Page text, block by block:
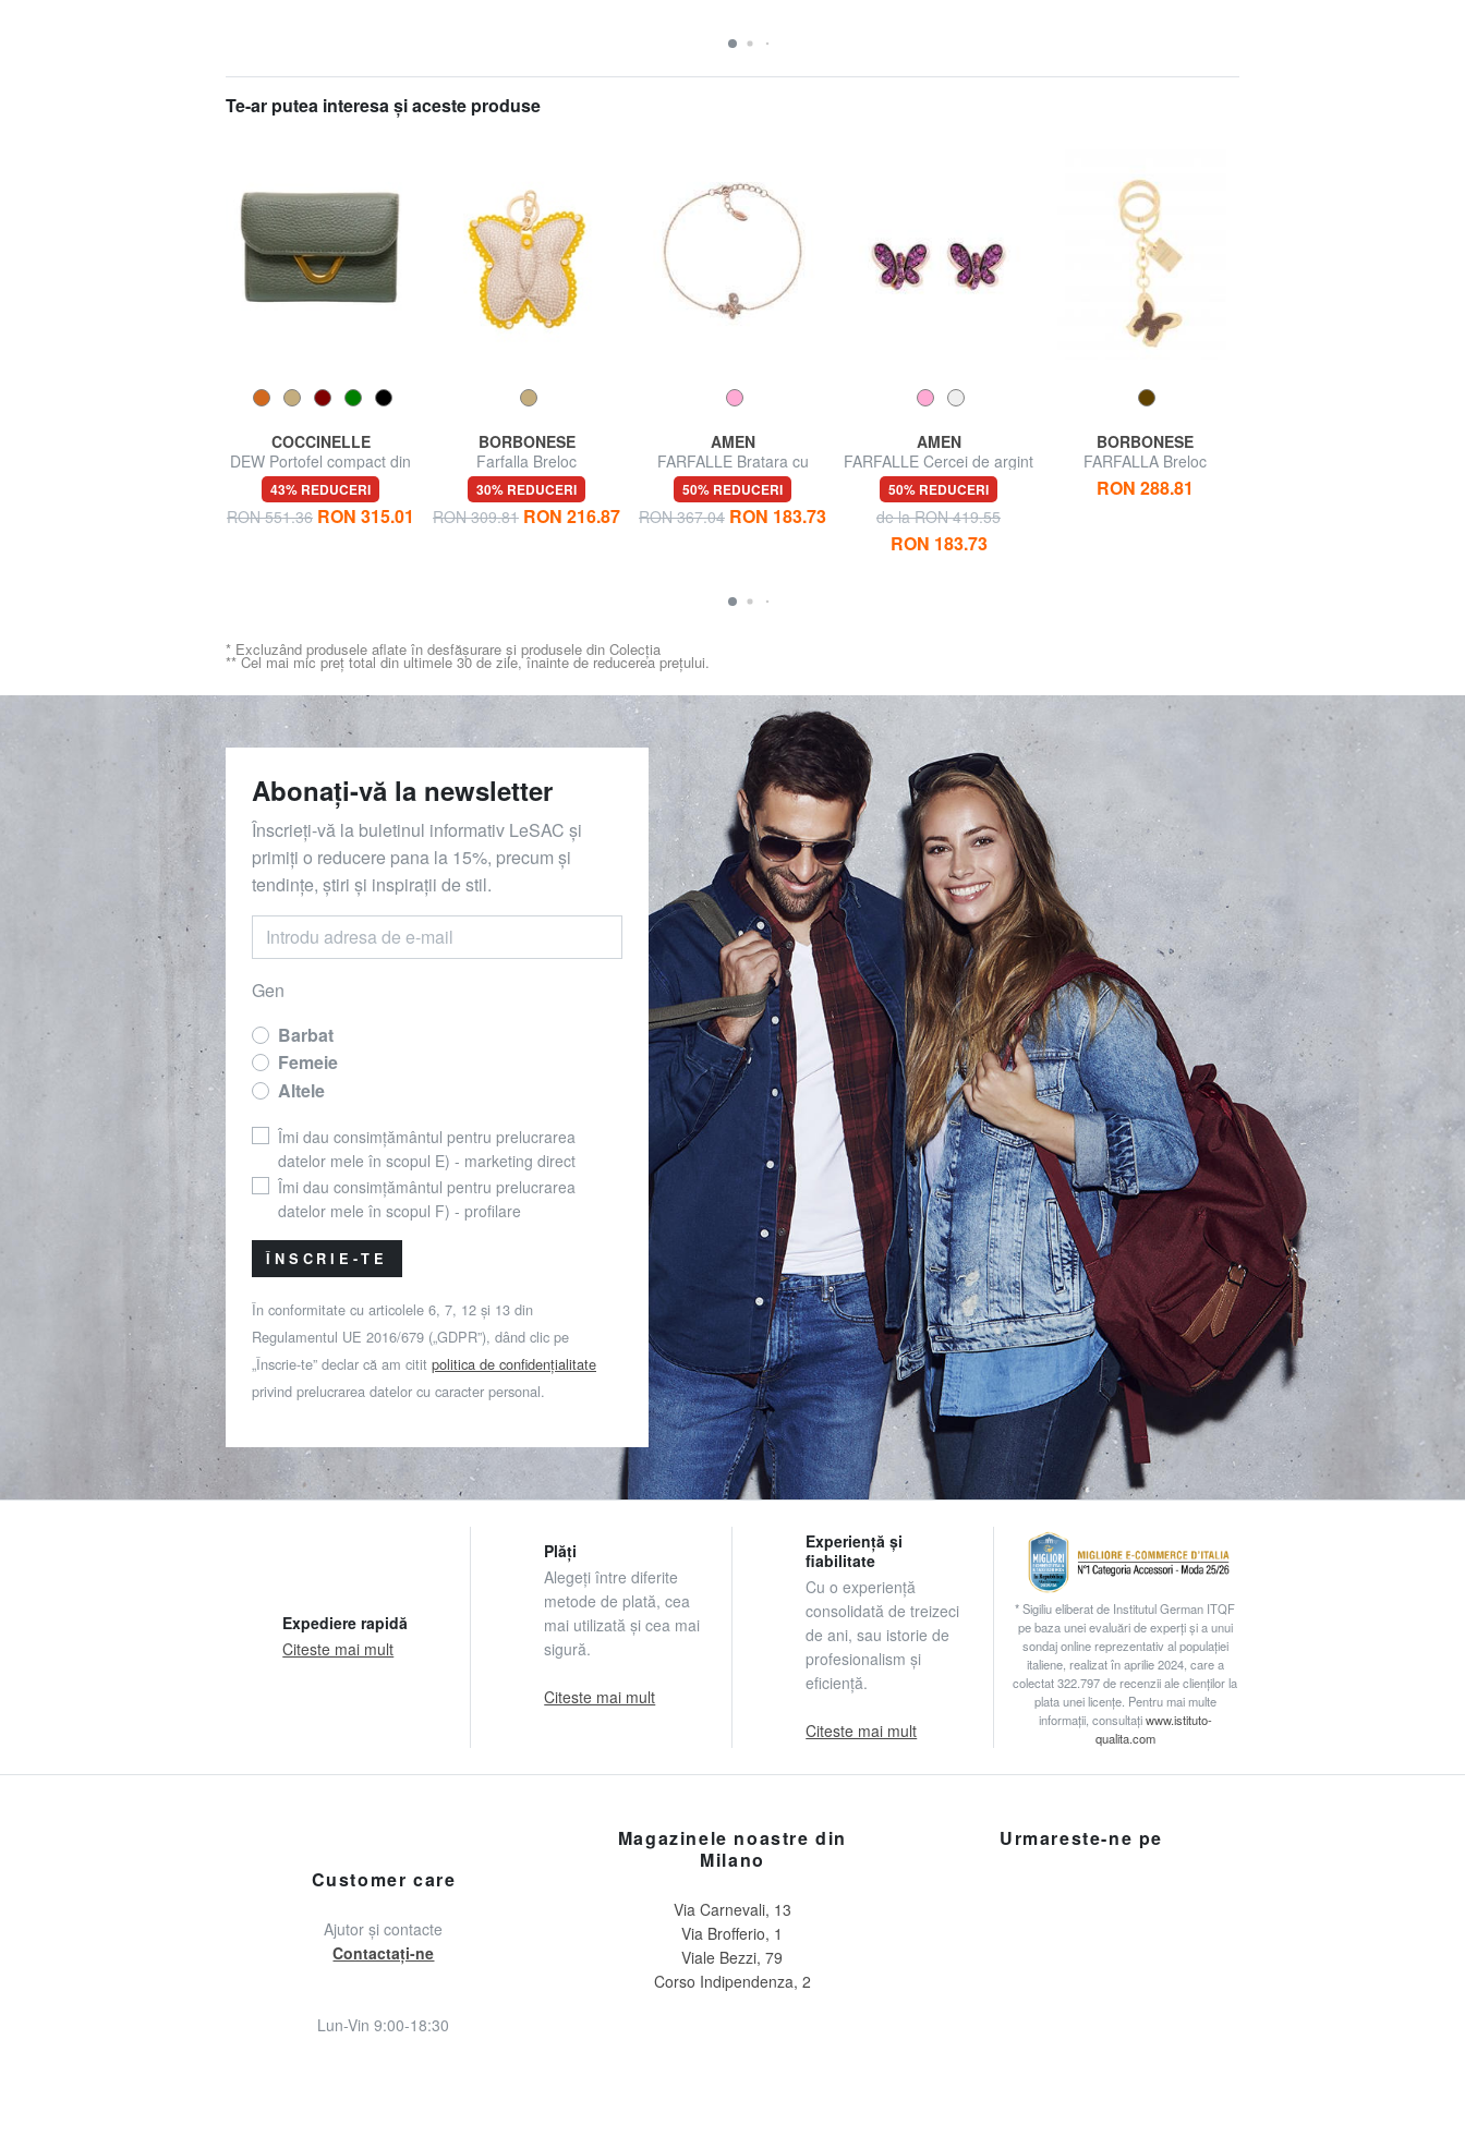
Te-ar putea interesa şi aceste produse
COCCINELLE
DEW Portofel compact din
piele
43% REDUCERI
RON 551.36 RON 315.01
BORBONESE
Farfalla Breloc
30% REDUCERI
RON 309.81 RON 216.87
AMEN
FARFALLE Bratara cu
zircon albastru si alb
50% REDUCERI
RON 367.04 RON 183.73
AMEN
FARFALLE Cercei de argint
zirconiu alb
50% REDUCERI
de la RON 419.55
RON 183.73
BORBONESE
FARFALLA Breloc
RON 288.81
* Excluzând produsele aflate în desfășurare și produsele din Colecția
** Cel mai mic preț total din ultimele 30 de zile, înainte de reducerea prețului.
Abonați-vă la newsletter
Înscrieți-vă la buletinul informativ LeSAC și
primiți o reducere pana la 15%, precum și
tendințe, știri și inspirații de stil.
Gen
Barbat
Femeie
Altele
Îmi dau consimțământul pentru prelucrarea
datelor mele în scopul E) - marketing direct
Îmi dau consimțământul pentru prelucrarea
datelor mele în scopul F) - profilare
ÎNSCRIE-TE
În conformitate cu articolele 6, 7, 12 și 13 din
Regulamentul UE 2016/679 („GDPR”), dând clic pe
„Înscrie-te” declar că am citit politica de confidențialitate
privind prelucrarea datelor cu caracter personal.
Expediere rapidă
Citeste mai mult
Plăți
Alegeți între diferite
metode de plată, cea
mai utilizată și cea mai
sigură.
Citeste mai mult
Experiență și
fiabilitate
Cu o experiență
consolidată de treizeci
de ani, sau istorie de
profesionalism și
eficiență.
Citeste mai mult
* Sigiliu eliberat de Institutul German ITQF
pe baza unei evaluări de experți și a unui
sondaj online reprezentativ al populației
italiene, realizat în aprilie 2024, care a
colectat 322.797 de recenzii ale clienților la
plata unei licențe. Pentru mai multe
informații, consultațiwww.istituto-
qualita.com
Customer care
Ajutor și contacte
Contactați-ne
Lun-Vin 9:00-18:30
Magazinele noastre din
Milano
Via Carnevali, 13
Via Brofferio, 1
Viale Bezzi, 79
Corso Indipendenza, 2
Urmareste-ne pe